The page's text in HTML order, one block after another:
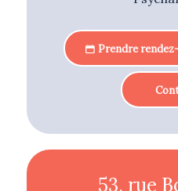
Prendre
53, rue